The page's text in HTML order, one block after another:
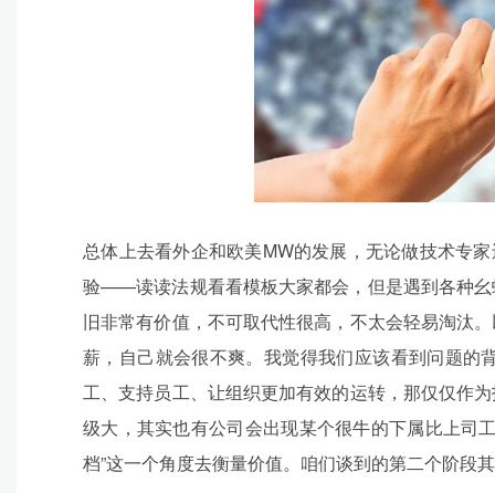
总体上去看外企和欧美MW的发展，无论做技术专
验——读读法规看看模板大家都会，但是遇到各种
旧非常有价值，不可取代性很高，不太会轻易淘汰
薪，自己就会很不爽。我觉得我们应该看到问题的
工、支持员工、让组织更加有效的运转，那仅仅作
级大，其实也有公司会出现某个很牛的下属比上司
档”这一个角度去衡量价值。咱们谈到的第二个阶段